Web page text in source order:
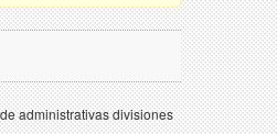
administrativas divisiones